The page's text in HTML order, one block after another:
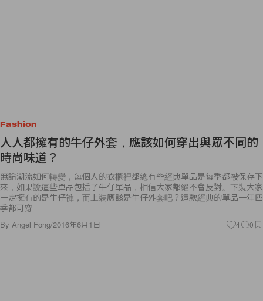
Fashion
人人都擁有的牛仔外套，應該如何穿出與眾不同的
時尚味道？
無論潮流如何轉變，每個人的衣櫃裡都總有些經典單品是每季都被保存下
來，如果說這些單品包括了牛仔單品，相信大家都絕不會反對。下裝大家
一定擁有的是牛仔褲，而上裝應該是牛仔外套吧？這款經典的單品一年四
季都可穿
By Angel Fong/2016年6月1日 4 0